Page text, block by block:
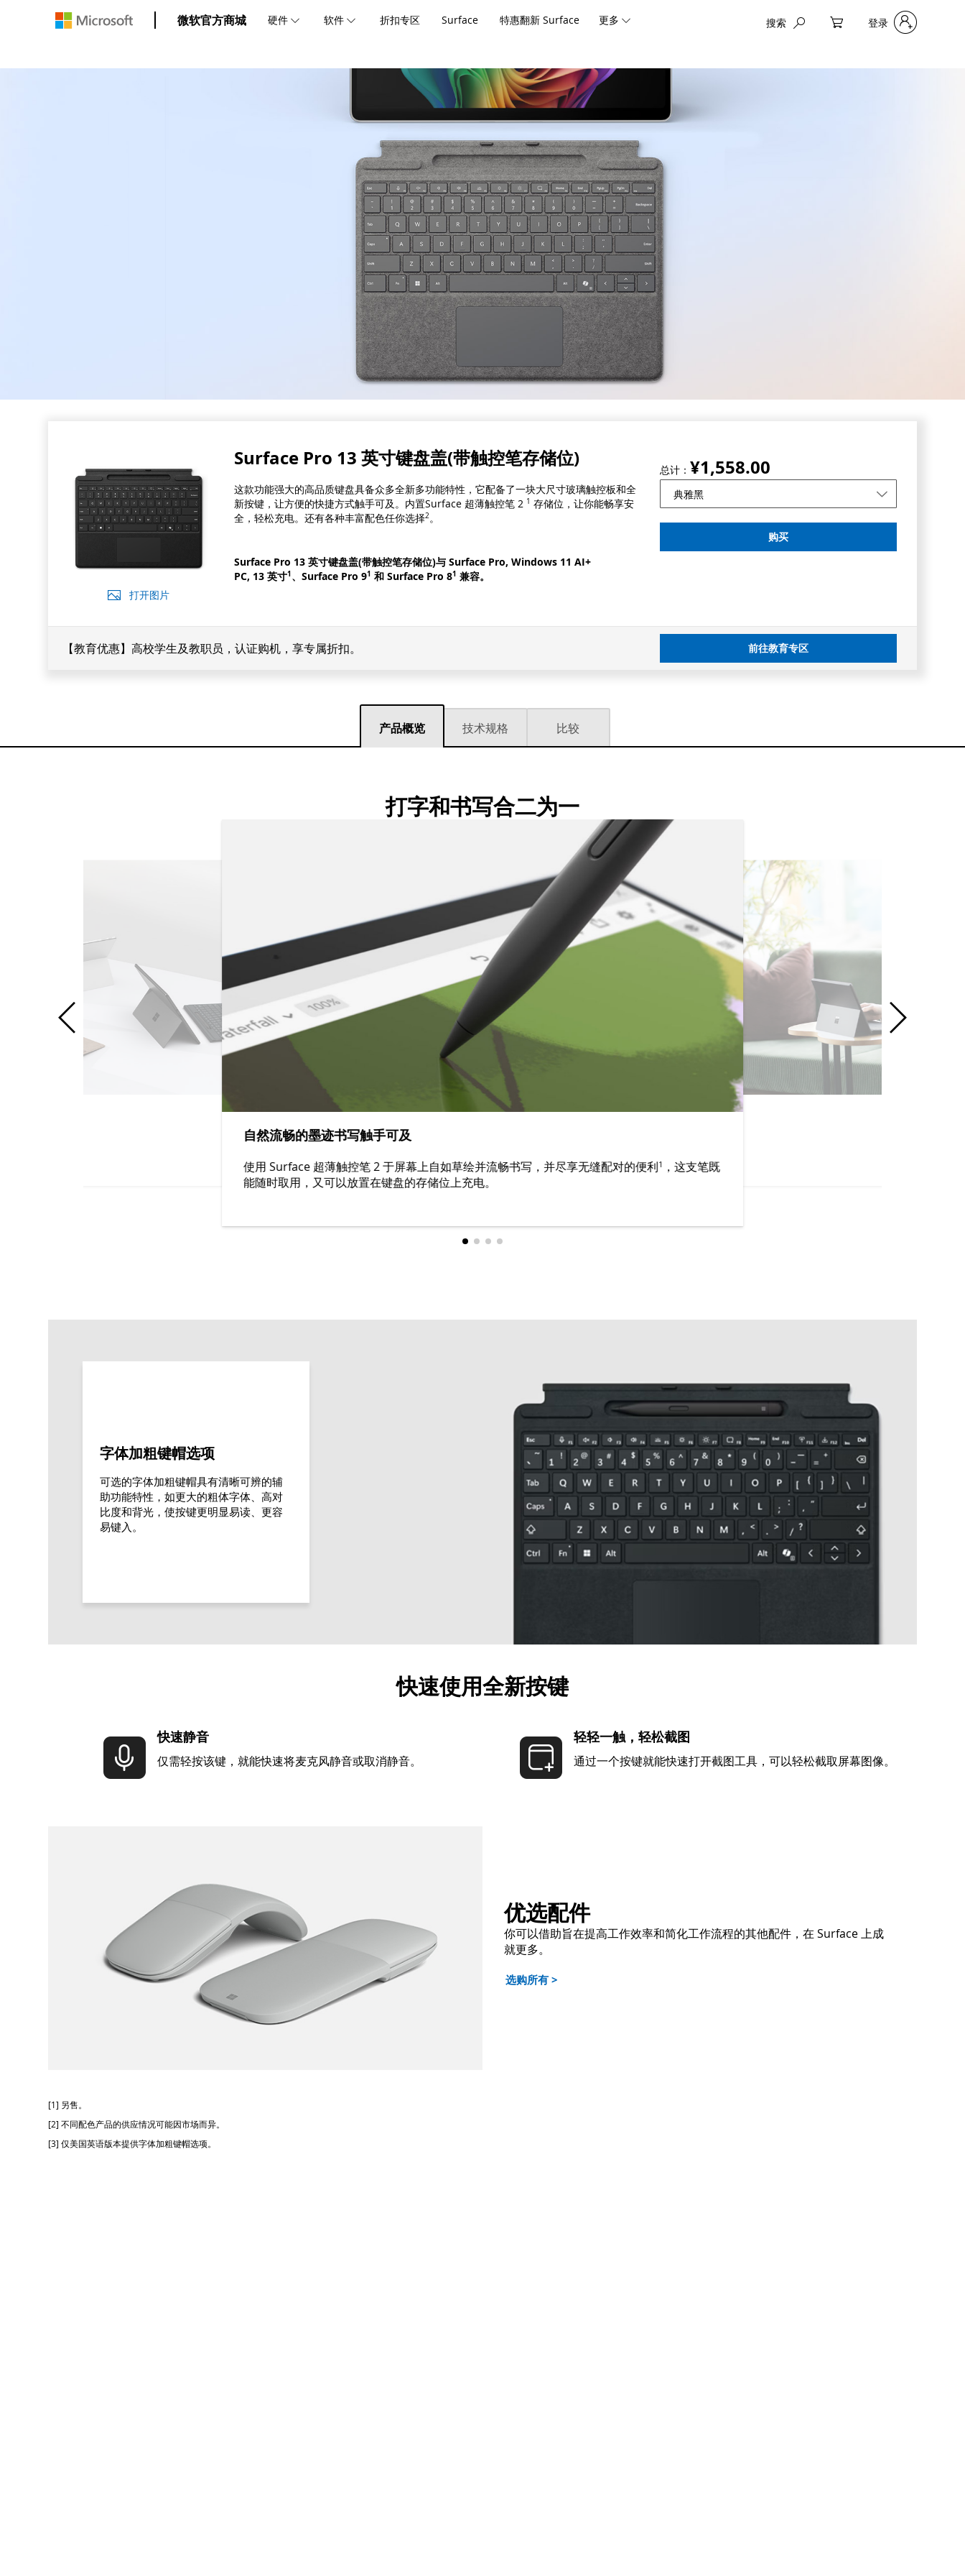
微软官方商城 硬件 软件 折扣专区 Surface 特惠翻新 Surface 更多 搜索 My Cart登录
打开图片
Surface Pro 13 英寸键盘盖(带触控笔存储位)
这款功能强大的高品质键盘具备众多全新多功能特性，它配备了一块大尺寸玻璃触控板和全
新按键，让方便的快捷方式触手可及。内置Surface 超薄触控笔 2 1 存储位，让你能畅享安
全，轻松充电。还有各种丰富配色任你选择2 。
Surface Pro 13 英寸键盘盖(带触控笔存储位)与 Surface Pro, Windows 11 AI+
PC, 13 英寸1、Surface Pro91 和 Surface Pro81 兼容。
总计： ¥1,558.00
购买
【教育优惠】高校学生及教职员，认证购机，享专属折扣。 前往教育专区
产品概览 技术规格 比较
打字和书写合二为一
自然流畅的墨迹书写触手可及
使用 Surface 超薄触控笔 2 于屏幕上自如草绘并流畅书写，并尽享无缝配对的便利1 ，这支笔既
能随时取用，又可以放置在键盘的存储位上充电。
字体加粗键帽选项
可选的字体加粗键帽具有清晰可辨的辅
助功能特性，如更大的粗体字体、高对
比度和背光，使按键更明显易读、更容
易键入。
快速使用全新按键
快速静音
仅需轻按该键，就能快速将麦克风静音或取消静音。
轻轻一触，轻松截图
通过一个按键就能快速打开截图工具，可以轻松截取屏幕图像。
优选配件
你可以借助旨在提高工作效率和简化工作流程的其他配件，在 Surface 上成
就更多。
选购所有 >
[1] 另售。
[2] 不同配色产品的供应情况可能因市场而异。
[3] 仅美国英语版本提供字体加粗键帽选项。